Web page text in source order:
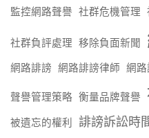
監控網路聲譽 社群危機管理
社群負評處理 移除負面新聞
網路誹謗 網路誹謗律師 網
聲譽管理策略 衡量品牌聲譽
被遺忘的權利 誹謗訴訟時